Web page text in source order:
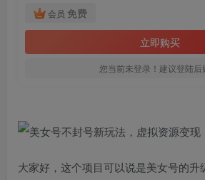
会员 免费
立即购买
您当前未登录！建议登陆
大家好，这个项目可以说是美女号的升